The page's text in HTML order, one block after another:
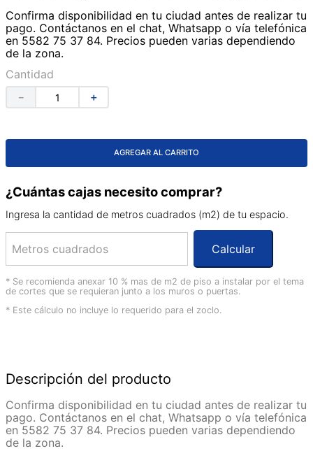
Confirma disponibilidad en tu ciudad antes de realizar tu
pago. Contáctanos en el chat, Whatsapp o vía telefónica
en 5582 75 37 84. Precios pueden varias dependiendo
de la zona.
Cantidad
＋
－
AGREGAR AL CARRITO
¿Cuántas cajas necesito comprar?
Ingresa la cantidad de metros cuadrados (m2) de tu espacio.
Calcular
* Se recomienda anexar 10 % mas de m2 de piso a instalar por el tema
de cortes que se requieran junto a los muros o puertas.
* Este cálculo no incluye lo requerido para el zoclo.
Descripción del producto
Confirma disponibilidad en tu ciudad antes de realizar tu
pago. Contáctanos en el chat, Whatsapp o vía telefónica
en 5582 75 37 84. Precios pueden varias dependiendo
de la zona.